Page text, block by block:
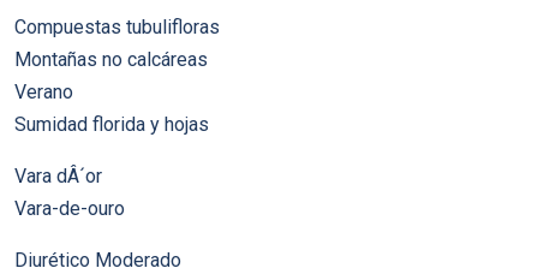
Compuestas tubulifloras
Montañas no calcáreas
Verano
Sumidad florida y hojas
Vara dÂ´or
Vara-de-ouro
Diurético Moderado